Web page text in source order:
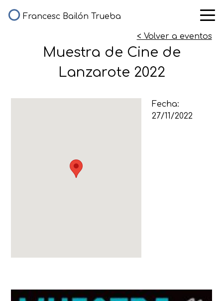
Francesc Bailón Trueba
< Volver a eventos
Muestra de Cine de
Lanzarote 2022
Fecha:
27/11/2022